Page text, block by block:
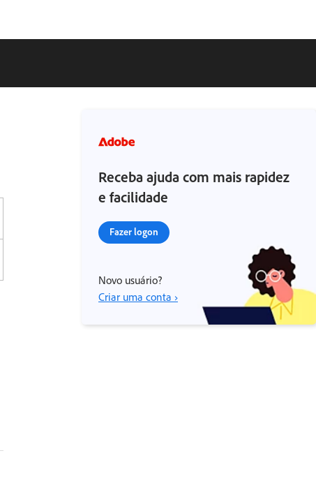
Receba ajuda com mais rapidez
e facilidade
Fazer logon
Novo usuário?
Criar uma conta ›